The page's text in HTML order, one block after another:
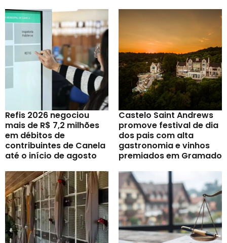
Refis 2026 negociou
mais de R$ 7,2 milhões
em débitos de
contribuintes de Canela
até o início de agosto
Castelo Saint Andrews
promove festival de dia
dos pais com alta
gastronomia e vinhos
premiados em Gramado